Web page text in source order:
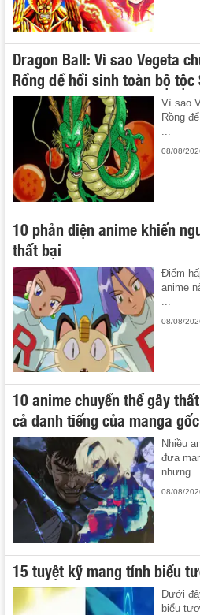
Dragon Ball: Vì sao Vegeta
Rồng để hồi sinh toàn bộ tộc
Vì sao
Rồng
08/08/
10 phản diện anime khiến
thất bại
Điểm
anime
...
08/08/
10 anime chuyển thể gây
cả danh tiếng của manga gốc
Nhiều
đưa
nhưng
08/08/
15 tuyệt kỹ mang tính biểu
Dưới
biểu